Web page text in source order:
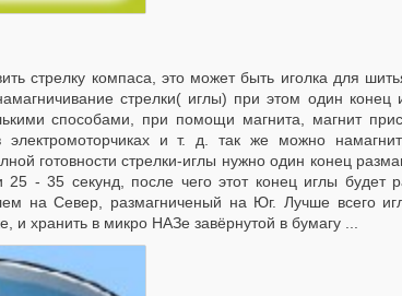
стрелку компаса, это может быть иголка для
стрелки( иглы) при этом один конец
способами, при помощи магнита, магнит
и т. д. так же можно
готовности стрелки-иглы нужно один конец
- 35 секунд, после чего этот конец иглы будет
на Север, размагниченый на Юг. Лучше всего
и хранить в микро НАЗе завёрнутой в бумагу ...